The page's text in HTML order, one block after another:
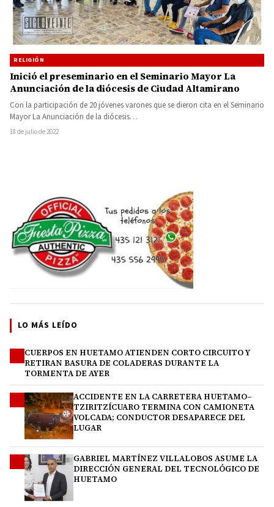
RELIGIÓN
Inició el preseminario en el Seminario Mayor La
Anunciación de la diócesis de Ciudad Altamirano
Con la participación de 20 jóvenes varones que se dieron cita en el Seminario
Mayor La Anunciación de la diócesis…
18 de julio de 2022
LO MÁS LEÍDO
CUERPOS EN HUETAMO ATIENDEN CORTO CIRCUITO Y
RETIRAN BASURA DE COLADERAS DURANTE LA
TORMENTA DE AYER
ACCIDENTE EN LA CARRETERA HUETAMO–
TZIRITZÍCUARO TERMINA CON CAMIONETA
VOLCADA; CONDUCTOR DESAPARECE DEL
LUGAR
GABRIEL MARTÍNEZ VILLALOBOS ASUME LA
DIRECCIÓN GENERAL DEL TECNOLÓGICO DE
HUETAMO